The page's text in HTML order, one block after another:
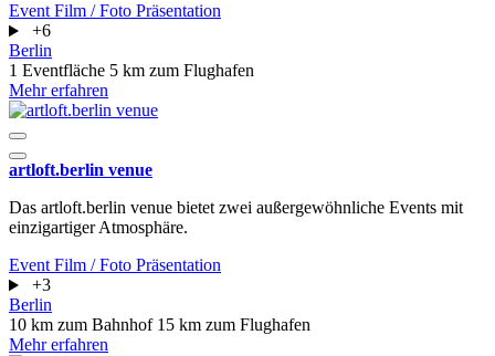
Event Film / Foto Präsentation
+6
Berlin
1 Eventfläche 5 km zum Flughafen
Mehr erfahren
artloft.berlin venue
Das artloft.berlin venue bietet zwei außergewöhnliche Events mit
einzigartiger Atmosphäre.
Event Film / Foto Präsentation
+3
Berlin
10 km zum Bahnhof 15 km zum Flughafen
Mehr erfahren